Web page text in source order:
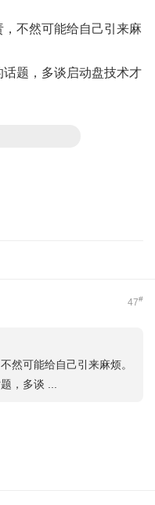
不然可能给自己引来麻
题，多谈启动盘技术才
47#
然可能给自己引来麻烦。
，多谈 ...